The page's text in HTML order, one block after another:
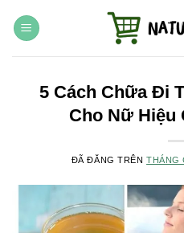
đến
5 Cách Chữa Đi
Cho Nữ Hiệu
ĐÃ ĐĂNG TRÊNTHÁNG